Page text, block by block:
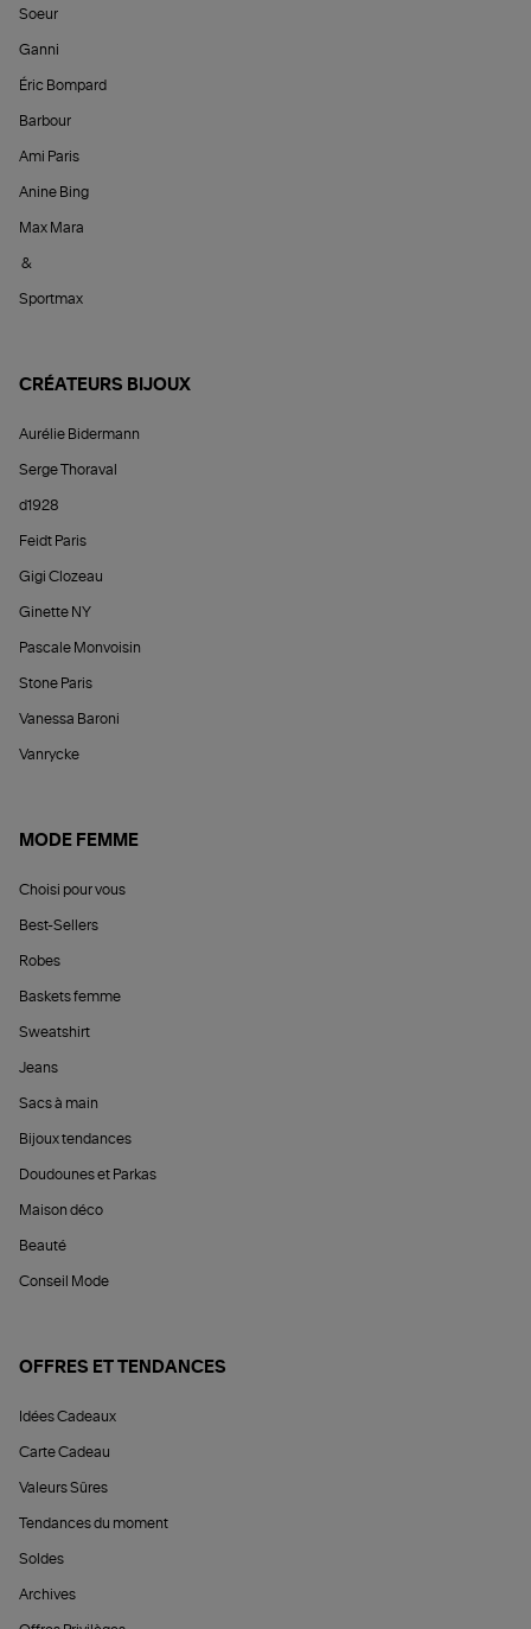
Soeur
Ganni
Éric Bompard
Barbour
Ami Paris
Anine Bing
Max Mara
&
Sportmax
CRÉATEURS BIJOUX
Aurélie Bidermann
Serge Thoraval
d1928
Feidt Paris
Gigi Clozeau
Ginette NY
Pascale Monvoisin
Stone Paris
Vanessa Baroni
Vanrycke
MODE FEMME
Choisi pour vous
Best-Sellers
Robes
Baskets femme
Sweatshirt
Jeans
Sacs à main
Bijoux tendances
Doudounes et Parkas
Maison déco
Beauté
Conseil Mode
OFFRES ET TENDANCES
Idées Cadeaux
Carte Cadeau
Valeurs Sûres
Tendances du moment
Soldes
Archives